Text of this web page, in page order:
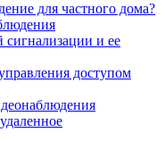
для частного дома?
сигнализации и ее
доступом